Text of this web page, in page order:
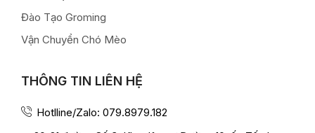
Đào Tạo Groming
Vận Chuyển Chó Mèo
THÔNG TIN LIÊN HỆ
Hotlline/Zalo: 079.8979.182